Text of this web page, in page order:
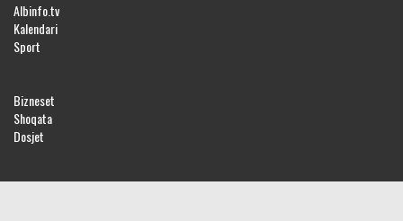
Albinfo.tv
Kalendari
Sport
Bizneset
Shoqata
Dosjet